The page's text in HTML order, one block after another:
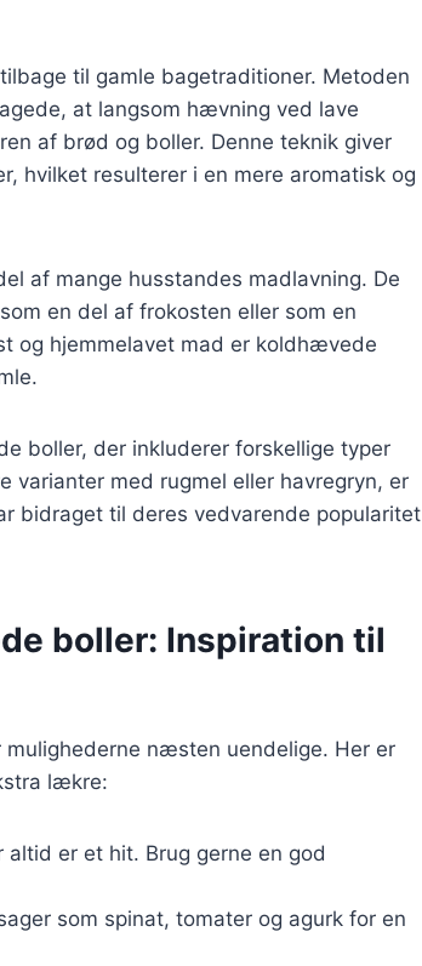
til gamle bagetraditioner. Metoden
at langsom hævning ved lave
af brød og boller. Denne teknik giver
hvilket resulterer i en mere aromatisk og
af mange husstandes madlavning. De
en del af frokosten eller som en
og hjemmelavet mad er koldhævede
boller, der inkluderer forskellige typer
varianter med rugmel eller havregryn, er
bidraget til deres vedvarende popularitet
boller: Inspiration til
næsten uendelige. Her er
lækre:
er et hit. Brug gerne en god
som spinat, tomater og agurk for en